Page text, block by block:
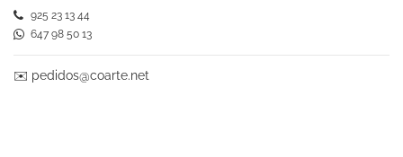
925 23 13 44
647 98 50 13
✉️ pedidos@coarte.net